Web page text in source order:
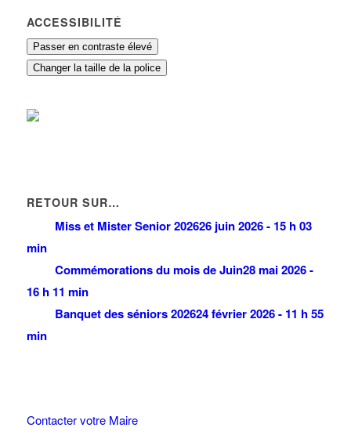
ACCESSIBILITÉ
Passer en contraste élevé
Changer la taille de la police
RETOUR SUR…
Miss et Mister Senior 202626 juin 2026 - 15 h 03
min
Commémorations du mois de Juin28 mai 2026 -
16 h 11 min
Banquet des séniors 202624 février 2026 - 11 h 55
min
Contacter votre Maire